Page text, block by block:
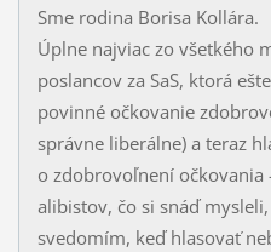
Sme rodina Borisa Kollára.
Úplne najviac zo všetkého
poslancov za SaS, ktorá
povinné očkovanie
správne liberálne) a teraz
o zdobrovoľnení
alibis­tov, čo si snáď
svedomím, keď hlasovať